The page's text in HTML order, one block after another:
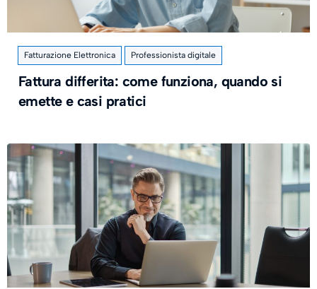
Fatturazione Elettronica Professionista digitale
Fattura differita: come funziona, quando si
emette e casi pratici